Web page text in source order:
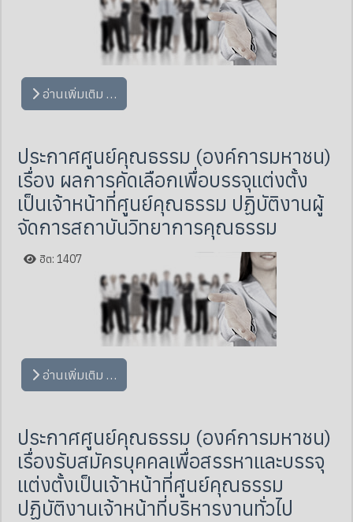
อ่านเพิ่มเติม …
ประกาศศูนย์คุณธรรม (องค์การมหาชน)
เรื่อง ผลการคัดเลือกเพื่อบรรจุแต่งตั้ง
เป็นเจ้าหน้าที่ศูนย์คุณธรรม ปฏิบัติงานผู้
จัดการสถาบันวิทยาการคุณธรรม
ฮิต: 1407
อ่านเพิ่มเติม …
ประกาศศูนย์คุณธรรม (องค์การมหาชน)
เรื่องรับสมัครบุคคลเพื่อสรรหาและบรรจุ
แต่งตั้งเป็นเจ้าหน้าที่ศูนย์คุณธรรม
ปฏิบัติงานเจ้าหน้าที่บริหารงานทั่วไป